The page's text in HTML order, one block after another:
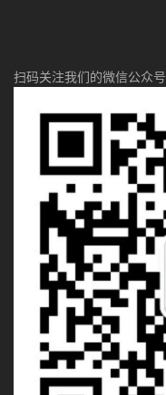
扫码关注我们的微信公众号